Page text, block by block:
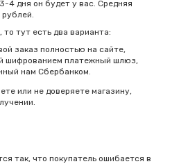
4 дня он будет у вас. Средняя
тут есть два варианта:
заказ полностью на сайте,
шифрованием платежный шлюз,
нам Сбербанком.
или не доверяете магазину,
так, что покупатель ошибается в